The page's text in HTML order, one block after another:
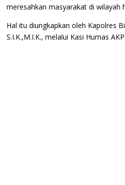
meresahkan masyarakat di wilayah
Hal itu diungkapkan oleh Kapolres
S.I.K.,M.I.K., melalui Kasi Humas